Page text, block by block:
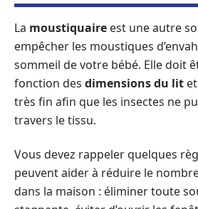
La moustiquaire est une autre
empêcher les moustiques
sommeil de votre bébé. Elle doit
fonction des dimensions du lit
très fin afin que les insectes ne
travers le tissu.
Vous devez rappeler quelques
peuvent aider à réduire le
dans la maison : éliminer toute